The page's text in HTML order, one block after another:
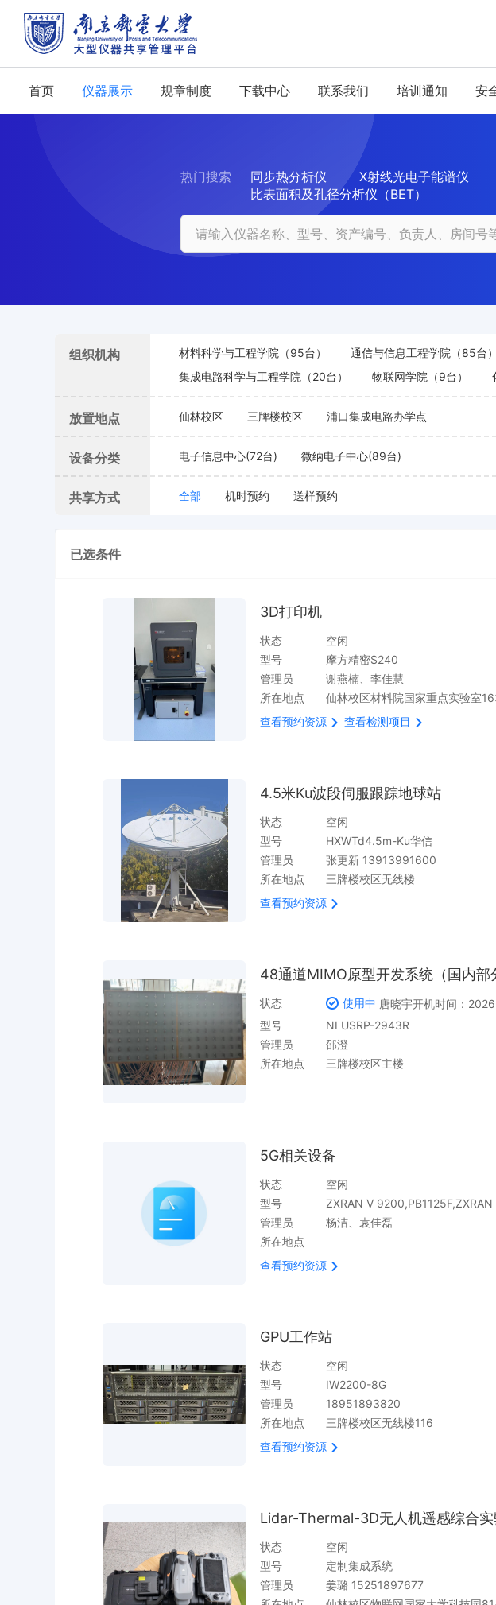
首页 仪器展示 规章制度 下载中心 联系我们 培训通知 安
热门搜索 同步热分析仪 X射线光电子能谱仪
比表面积及孔径分析仪（BET）
组织机构 材料科学与工程学院（95台） 通信与信息工程学院（85台）
集成电路科学与工程学院（20台）
物联网学院（9台）
放置地点 仙林校区 三牌楼校区 浦口集成电路办学点
设备分类 电子信息中心(72台) 微纳电子中心(89台)
共享方式 全部 机时预约 送样预约
已选条件
3D打印机
状态
空闲
型号
摩方精密S240
管理员
谢燕楠、李佳慧
所在地点
仙林校区材料院国家重点实验室
查看预约资源
查看检测项目
4.5米Ku波段伺服跟踪地球站
状态
空闲
型号
HXWTd4.5m-Ku华信
管理员
张更新 13913991600
所在地点
三牌楼校区无线楼
查看预约资源
48通道MIMO原型开发系统（国内部
状态 使用中 唐晓宇开机时间：
型号
NI USRP-2943R
管理员
邵澄
所在地点
三牌楼校区主楼
5G相关设备
状态
空闲
型号
ZXRAN V
管理员
杨洁、袁佳磊
所在地点
查看预约资源
GPU工作站
状态
空闲
型号
IW2200-8G
管理员
18951893820
所在地点
三牌楼校区无线楼116
查看预约资源
Lidar-Thermal-3D无人机遥感综合
状态
空闲
型号
定制集成系统
管理员
姜璐 15251897677